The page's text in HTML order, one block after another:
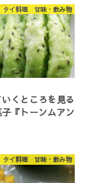
タイ料理 甘味・飲み物
くところを見る
『トーンムアン
タイ料理 甘味・飲み物